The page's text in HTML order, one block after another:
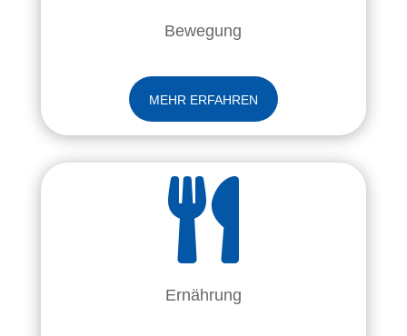
Bewegung
MEHR ERFAHREN

Ernährung